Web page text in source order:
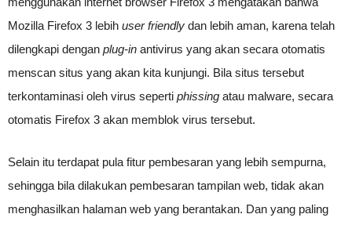
Mozilla Firefox 3 lebih user friendly dan lebih aman, karena telah
dilengkapi dengan plug-in antivirus yang akan secara otomatis
menscan situs yang akan kita kunjungi. Bila situs tersebut
terkontaminasi oleh virus seperti phissing atau malware, secara
otomatis Firefox 3 akan memblok virus tersebut.
Selain itu terdapat pula fitur pembesaran yang lebih sempurna,
sehingga bila dilakukan pembesaran tampilan web, tidak akan
menghasilkan halaman web yang berantakan. Dan yang paling